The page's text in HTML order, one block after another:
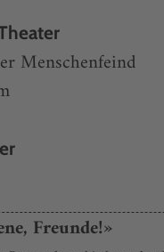
Menschenfeind
Freunde!»